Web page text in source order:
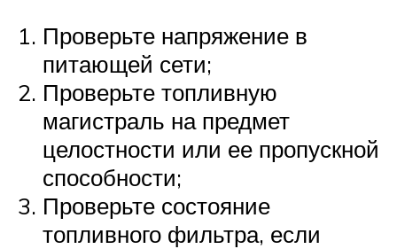
Проверьте напряжение в
питающей сети;
Проверьте топливную
магистраль на предмет
целостности или ее пропускной
способности;
Проверьте состояние
топливного фильтра, если